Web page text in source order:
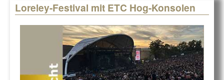
Loreley-Festival mit ETC Hog-Konsolen